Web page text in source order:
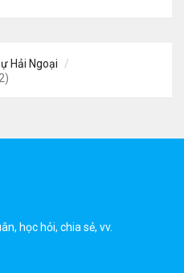
Hải Ngoại
học hỏi, chia sẻ, vv.